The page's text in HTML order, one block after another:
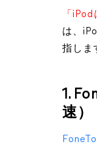
「
は、
指しま
1.
速）